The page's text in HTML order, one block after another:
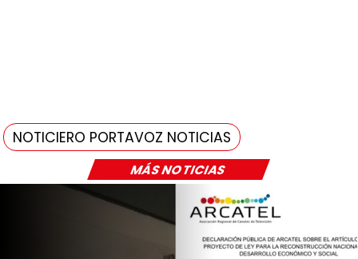
MÁS NOTICIAS
NOTICIERO PORTAVOZ NOTICIAS